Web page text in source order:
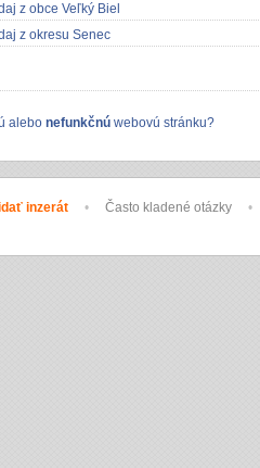
z obce Veľký Biel
z okresu Senec
alebo nefunkčnú webovú stránku?
inzerát • Často kladené otázky •